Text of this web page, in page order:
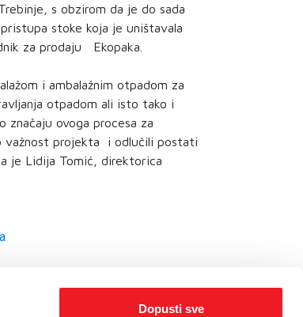
Dopusti sve
s obzirom da je do sada
stoke koja je uništavala
za prodaju Ekopaka.
i ambalažnim otpadom za
otpadom ali isto tako i
ovoga procesa za
važnost projekta i odlučili postati
je Lidija Tomić, direktorica